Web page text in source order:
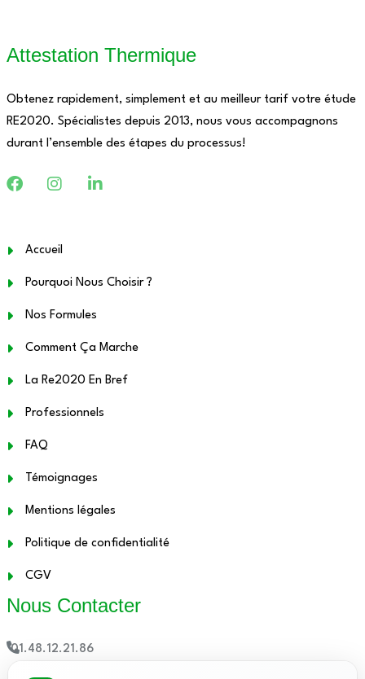
Attestation Thermique
Obtenez rapidement, simplement et au meilleur tarif votre étude
RE2020. Spécialistes depuis 2013, nous vous accompagnons
durant l’ensemble des étapes du processus!
Accueil
Pourquoi Nous Choisir ?
Nos Formules
Comment Ça Marche
La Re2020 En Bref
Professionnels
FAQ
Témoignages
Mentions légales
Politique de confidentialité
CGV
Nous Contacter
01.48.12.21.86